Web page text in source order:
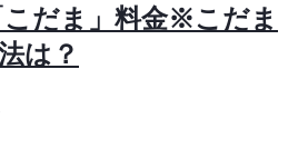
こだま」料金※こだま
は？